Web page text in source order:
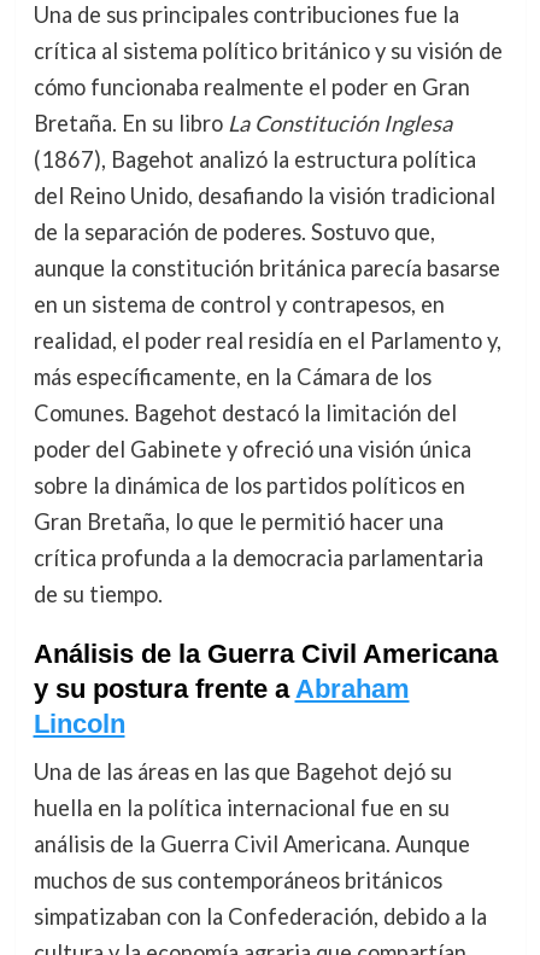
Una de sus principales contribuciones fue la
crítica al sistema político británico y su visión de
cómo funcionaba realmente el poder en Gran
Bretaña. En su libro La Constitución Inglesa
(1867), Bagehot analizó la estructura política
del Reino Unido, desafiando la visión tradicional
de la separación de poderes. Sostuvo que,
aunque la constitución británica parecía basarse
en un sistema de control y contrapesos, en
realidad, el poder real residía en el Parlamento y,
más específicamente, en la Cámara de los
Comunes. Bagehot destacó la limitación del
poder del Gabinete y ofreció una visión única
sobre la dinámica de los partidos políticos en
Gran Bretaña, lo que le permitió hacer una
crítica profunda a la democracia parlamentaria
de su tiempo.
Análisis de la Guerra Civil Americana
y su postura frente aAbraham
Lincoln
Una de las áreas en las que Bagehot dejó su
huella en la política internacional fue en su
análisis de la Guerra Civil Americana. Aunque
muchos de sus contemporáneos británicos
simpatizaban con la Confederación, debido a la